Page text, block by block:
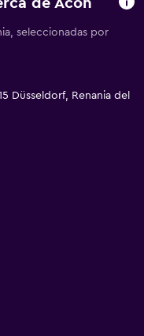
de Acon
seleccionadas por
Düsseldorf, Renania del